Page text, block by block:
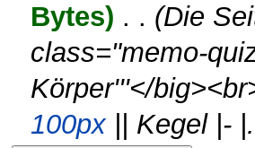
Bytes) . . (Die
class="memo-
Körper'''</
100px|| Kegel |-